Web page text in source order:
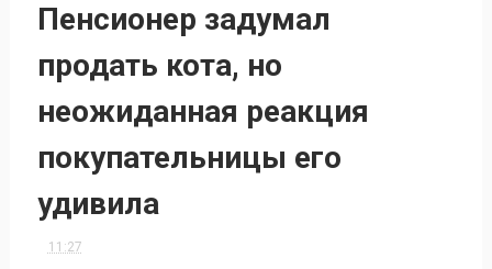
Пенсионер задумал
продать кота, но
неожиданная реакция
покупательницы его
удивила
11:27